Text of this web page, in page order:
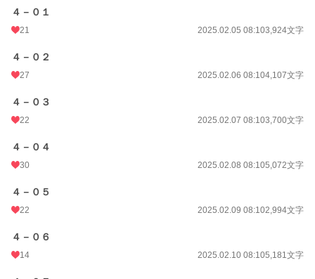
４－０１
21 2025.02.05 08:103,924文字
４－０２
27 2025.02.06 08:104,107文字
４－０３
22 2025.02.07 08:103,700文字
４－０４
30 2025.02.08 08:105,072文字
４－０５
22 2025.02.09 08:102,994文字
４－０６
14 2025.02.10 08:105,181文字